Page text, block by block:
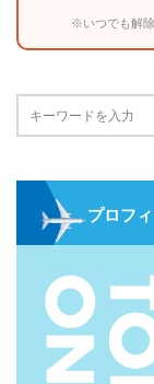
※いつでも解除
プロフ